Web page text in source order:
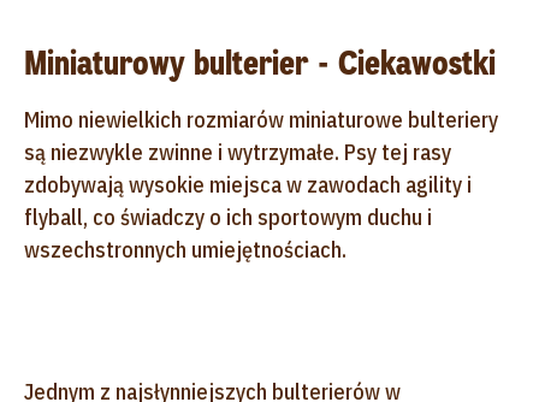
Miniaturowy bulterier - Ciekawostki
Mimo niewielkich rozmiarów miniaturowe bulteriery
są niezwykle zwinne i wytrzymałe. Psy tej rasy
zdobywają wysokie miejsca w zawodach agility i
flyball, co świadczy o ich sportowym duchu i
wszechstronnych umiejętnościach.
Jednym z najsłynniejszych bulterierów w